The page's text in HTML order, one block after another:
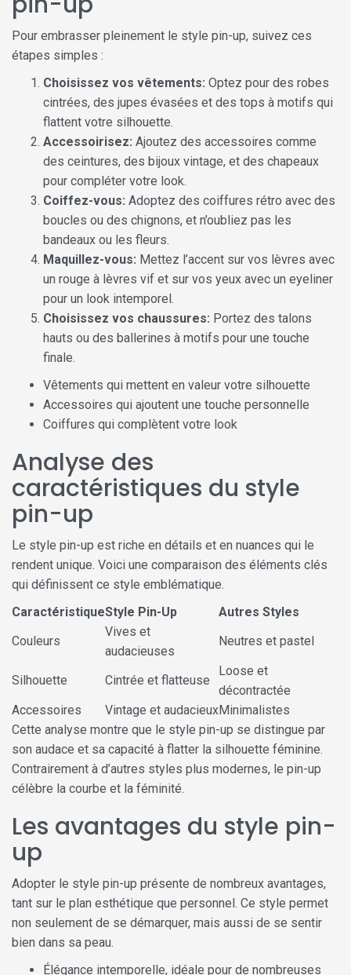
Pour embrasser pleinement le style pin-up, suivez ces
étapes simples :
Choisissez vos vêtements: Optez pour des robes
cintrées, des jupes évasées et des tops à motifs qui
flattent votre silhouette.
Accessoirisez: Ajoutez des accessoires comme
des ceintures, des bijoux vintage, et des chapeaux
pour compléter votre look.
Coiffez-vous: Adoptez des coiffures rétro avec des
boucles ou des chignons, et n’oubliez pas les
bandeaux ou les fleurs.
Maquillez-vous: Mettez l’accent sur vos lèvres avec
un rouge à lèvres vif et sur vos yeux avec un eyeliner
pour un look intemporel.
Choisissez vos chaussures: Portez des talons
hauts ou des ballerines à motifs pour une touche
finale.
Vêtements qui mettent en valeur votre silhouette
Accessoires qui ajoutent une touche personnelle
Coiffures qui complètent votre look
Analyse des
caractéristiques du style
pin-up
Le style pin-up est riche en détails et en nuances qui le
rendent unique. Voici une comparaison des éléments clés
qui définissent ce style emblématique.
CaractéristiqueStyle Pin-Up
Autres Styles
Couleurs
Vives et
audacieuses
Neutres et pastel
Silhouette Cintrée et flatteuse
Loose et
décontractée
Accessoires
Vintage et audacieuxMinimalistes
Cette analyse montre que le style pin-up se distingue par
son audace et sa capacité à flatter la silhouette féminine.
Contrairement à d’autres styles plus modernes, le pin-up
célèbre la courbe et la féminité.
Les avantages du style pin-
up
Adopter le style pin-up présente de nombreux avantages,
tant sur le plan esthétique que personnel. Ce style permet
non seulement de se démarquer, mais aussi de se sentir
bien dans sa peau.
Élégance intemporelle, idéale pour de nombreuses